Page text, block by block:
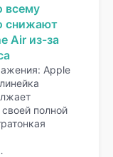
всему
снижают
Air из-за
Apple
полной